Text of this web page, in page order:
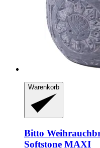
Warenkorb
Bitto
Softstone MAXI